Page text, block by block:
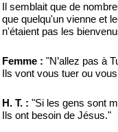
Il semblait que de
que quelqu'un vienne et
n'étaient pas les
Femme : "N’allez pas à
Ils vont vous tuer ou
H. T. : "Si les gens sont
Ils ont besoin de Jésus."